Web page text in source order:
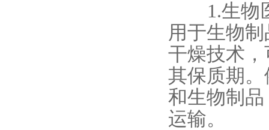
1.生物
用于生物
干燥技术
其保质期
和生物制
运输。